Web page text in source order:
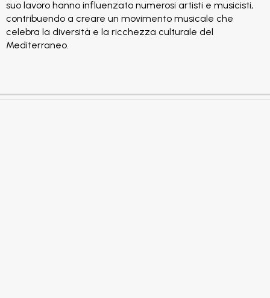
suo lavoro hanno influenzato numerosi artisti e musicisti,
contribuendo a creare un movimento musicale che
celebra la diversità e la ricchezza culturale del
Mediterraneo.